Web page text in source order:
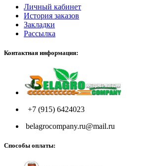
Личный кабинет
История заказов
Закладки
Рассылка
Контактная информация:
+7 (915) 6424023
belagrocompany.ru@mail.ru
Способы оплаты: